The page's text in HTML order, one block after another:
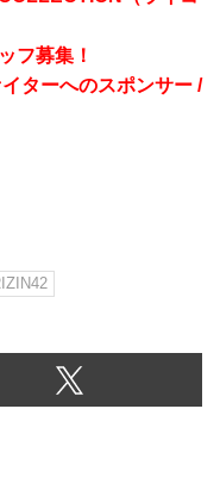
フ募集！
ターへのスポンサー /